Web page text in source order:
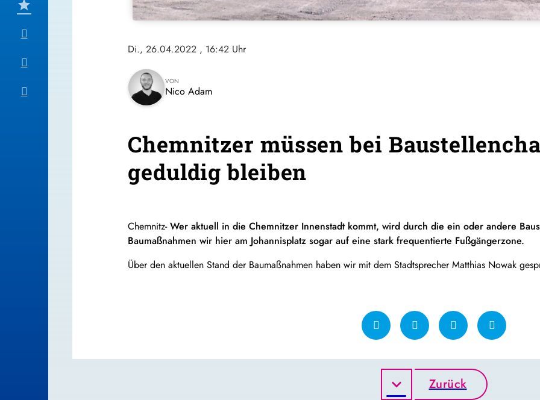
Di., 26.04.2022 , 16:42 Uhr
VON
Nico Adam
Chemnitzer müssen bei
geduldig bleiben
Chemnitz-Wer aktuell in die Chemnitzer Innenstadt kommt, wird durch die ein oder andere
Baumaßnahmen wir hier am Johannisplatz sogar auf eine stark frequentierte Fußgängerzone.
Über den aktuellen Stand der Baumaßnahmen haben wir mit dem Stadtsprecher Matthias Nowak
Zurück